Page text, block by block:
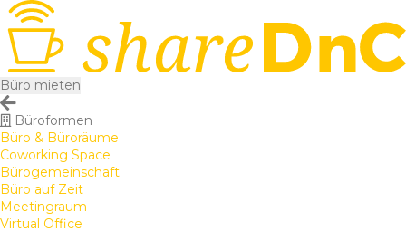
Büro mieten
Büroformen
Büro & Büroräume
Coworking Space
Bürogemeinschaft
Büro auf Zeit
Meetingraum
Virtual Office